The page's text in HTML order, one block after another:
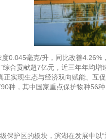
毫克/升，同比改善4.26%
综合贡献超7亿元，近三年年均
实现生态与经济双向赋能、互
，其中国家重点保护物种56种
护区的板块，滨湖在发展中以“